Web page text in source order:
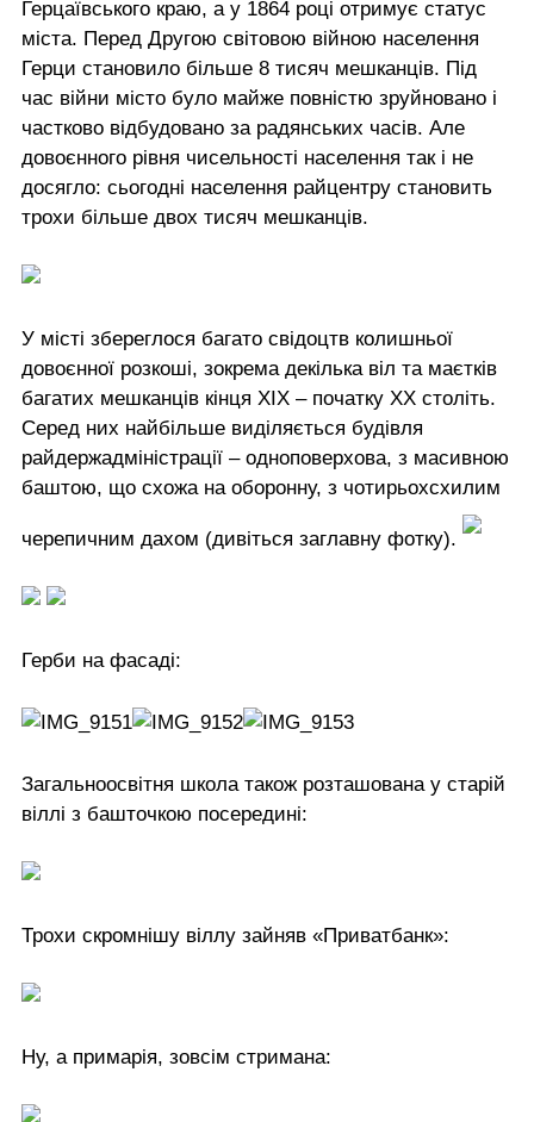
Герцаївського краю, а у 1864 році отримує статус
міста. Перед Другою світовою війною населення
Герци становило більше 8 тисяч мешканців. Під
час війни місто було майже повністю зруйновано і
частково відбудовано за радянських часів. Але
довоєнного рівня чисельності населення так і не
досягло: сьогодні населення райцентру становить
трохи більше двох тисяч мешканців.
У місті збереглося багато свідоцтв колишньої
довоєнної розкоші, зокрема декілька віл та маєтків
багатих мешканців кінця ХІХ – початку ХХ століть.
Серед них найбільше виділяється будівля
райдержадміністрації – одноповерхова, з масивною
баштою, що схожа на оборонну, з чотирьохсхилим
черепичним дахом (дивіться заглавну фотку).
Герби на фасаді:
Загальноосвітня школа також розташована у старій
віллі з башточкою посередині:
Трохи скромнішу віллу зайняв «Приватбанк»:
Ну, а примарія, зовсім стримана: